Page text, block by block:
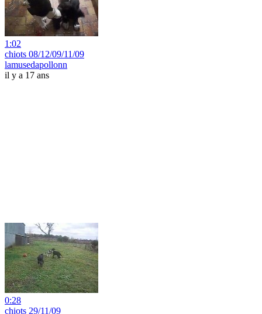
1:02
chiots 08/12/09/11/09
lamusedapollonn
il y a 17 ans
0:28
chiots 29/11/09